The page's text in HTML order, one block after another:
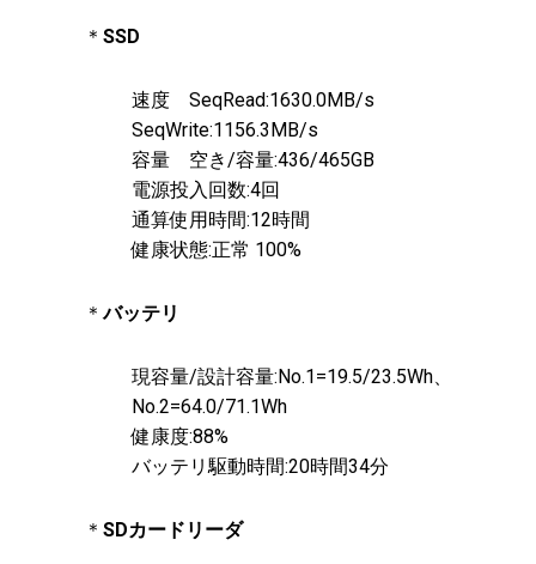
＊ SSD
速度 SeqRead:1630.0MB/s
SeqWrite:1156.3MB/s
容量 空き/容量:436/465GB
電源投入回数:4回
通算使用時間:12時間
健康状態:正常 100%
＊バッテリ
現容量/設計容量:No.1=19.5/23.5Wh、
No.2=64.0/71.1Wh
健康度:88%
バッテリ駆動時間:20時間34分
＊ SDカードリーダ